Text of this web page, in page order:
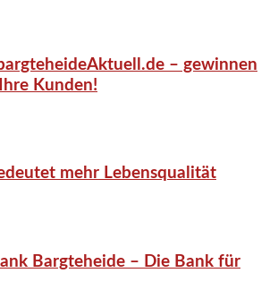
– gewinnen
Kunden!
mehr Lebensqualität
Bargteheide – Die Bank für